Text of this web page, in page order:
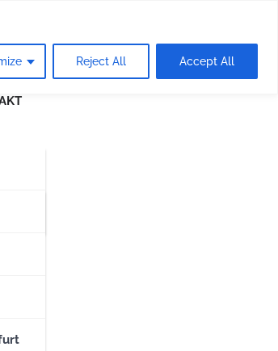
Reject All Accept All